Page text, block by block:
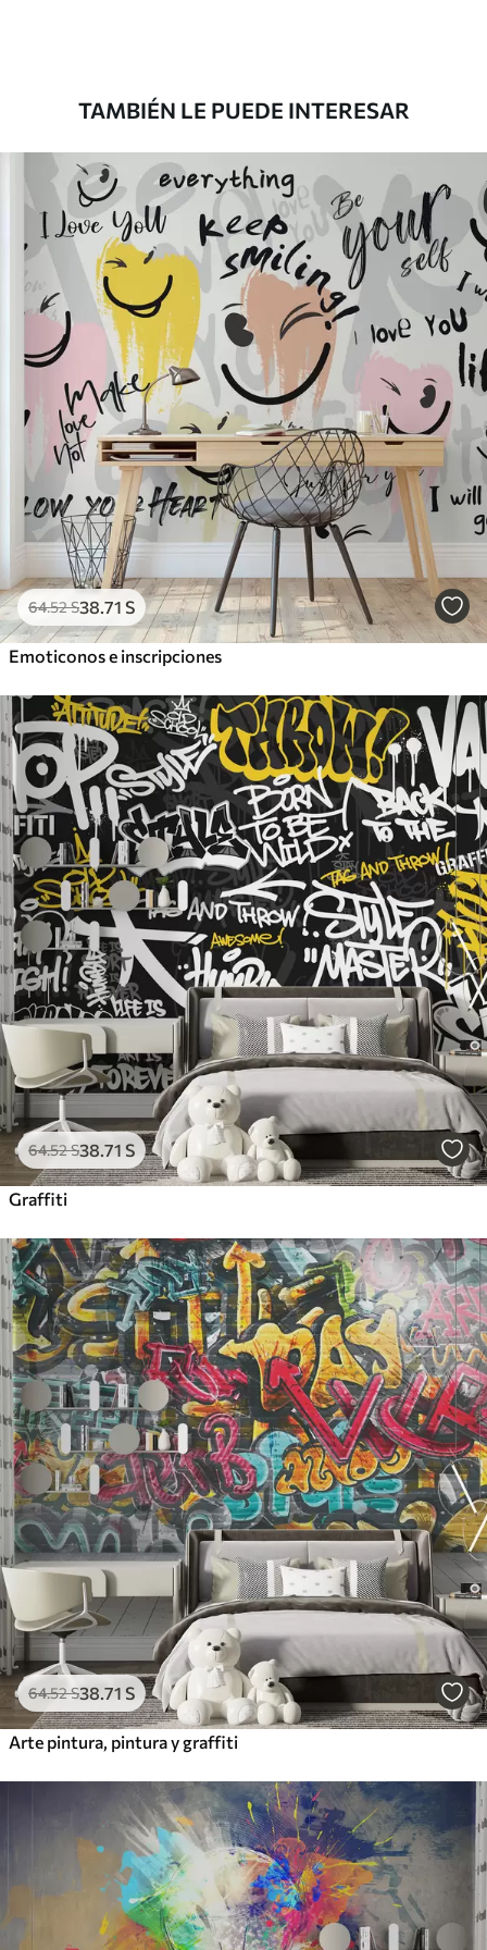
Vinilo Premium
175.00105.00S/m²
TAMBIÉN LE PUEDE INTERESAR
64.52S38 .71 S
Emoticonos e inscripciones
64.52S38 .71 S
Graffiti
64.52S38 .71 S
Arte pintura, pintura y graffiti